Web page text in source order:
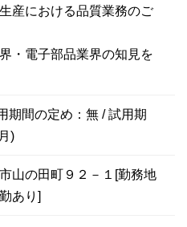
産における品質業務のご
・電子部品業界の知見を
期間の定め：無 / 試用期
)
山の田町９２－１[勤務地
あり]